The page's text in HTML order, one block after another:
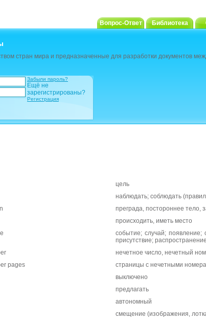
Библиотека
Вопрос-Ответ
стран мира и предназначенные для разработки документов
Забыли пароль?
Ещё не
зарегистрированы?
Регистрация
цель
наблюдать; соблюдать
преграда, постороннее тело,
происходить, иметь место
событие; случай; появление;
присутствие; распространение
нечетное число, нечетный
pages
страницы с нечетными
выключено
предлагать
автономный
смещение (изображения,